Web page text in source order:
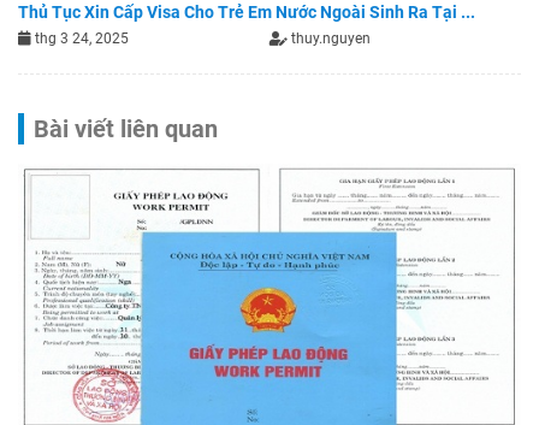
Thủ Tục Xin Cấp Visa Cho Trẻ Em Nước Ngoài Sinh Ra Tại ...
thg 3 24, 2025 thuy.nguyen
Bài viết liên quan